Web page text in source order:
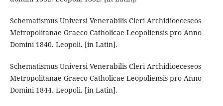
Schematismus Universi Venerabilis Cleri Archidioeceseos
Metropolitanae Graeco Catholicae Leopoliensis pro Anno
Domini 1840. Leopoli. [in Latin].
Schematismus Universi Venerabilis Cleri Archidioeceseos
Metropolitanae Graeco Catholicae Leopoliensis pro Anno
Domini 1844. Leopoli. [in Latin].